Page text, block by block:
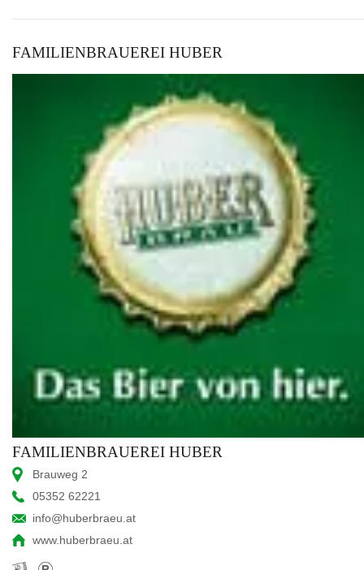
FAMILIENBRAUEREI HUBER
FAMILIENBRAUEREI HUBER
Brauweg 2
05352 62221
info@huberbraeu.at
www.huberbraeu.at